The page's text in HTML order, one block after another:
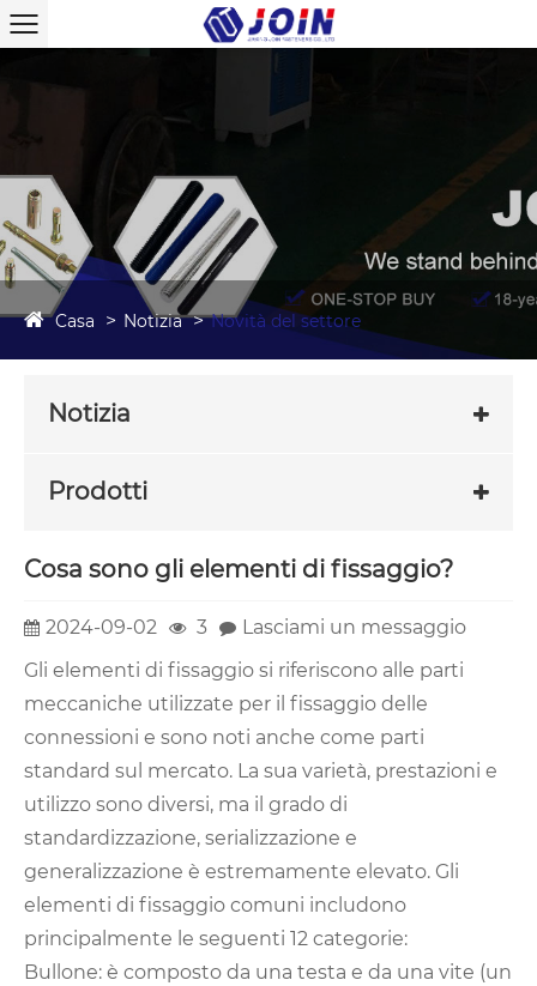
Casa Notizia Novità del settore
Notizia
Prodotti
Cosa sono gli elementi di fissaggio?
2024-09-02 3
Lasciami un messaggio
Gli elementi di fissaggio si riferiscono alle parti
meccaniche utilizzate per il fissaggio delle
connessioni e sono noti anche come parti
standard sul mercato. La sua varietà, prestazioni e
utilizzo sono diversi, ma il grado di
standardizzazione, serializzazione e
generalizzazione è estremamente elevato. Gli
elementi di fissaggio comuni includono
principalmente le seguenti 12 categorie:
Bullone: ​​è composto da una testa e da una vite (un